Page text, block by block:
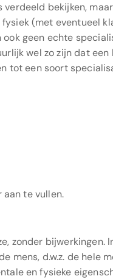
bekijken,
(met eventueel
ook geen echte
wel zo zijn dat
tot een soort
te vullen.
zonder bijwerkingen.
mens, d.w.z. de hele
en fysieke